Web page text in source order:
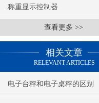
称重显示控制器
查看更多 >>
相关文章
RELEVANT ARTICLES
电子台秤和电子桌秤的区别